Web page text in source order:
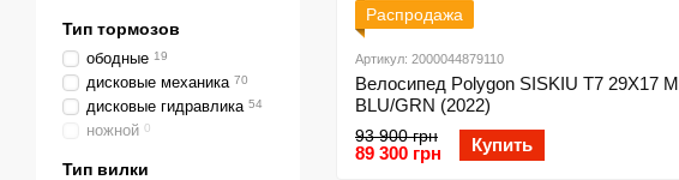
Распродажа
Артикул: 2000044879110
Велосипед Polygon SISKIU T7 29X17 M
BLU/GRN (2022)
93 900 грн
89 300 грн Купить
Тип тормозов
ободные 19
дисковые механика 70
дисковые гидравлика 54
ножной 0
Тип вилки